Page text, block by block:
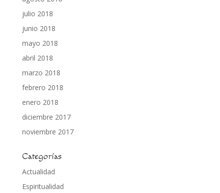
julio 2018
junio 2018
mayo 2018
abril 2018
marzo 2018
febrero 2018
enero 2018
diciembre 2017
noviembre 2017
Categorías
Actualidad
Espiritualidad